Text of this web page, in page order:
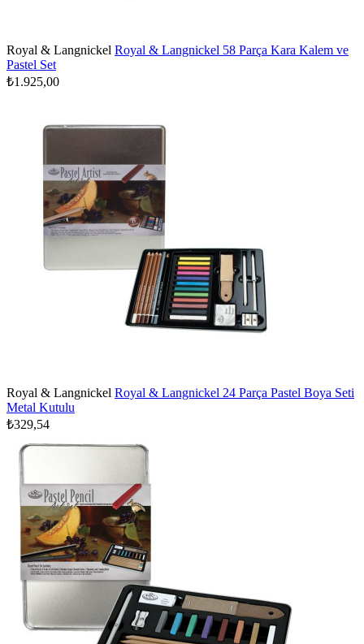
Royal & Langnickel Royal & Langnickel 58 Parça Kara Kalem ve
Pastel Set
₺1.925,00
Royal & Langnickel Royal & Langnickel 24 Parça Pastel Boya Seti
Metal Kutulu
₺329,54